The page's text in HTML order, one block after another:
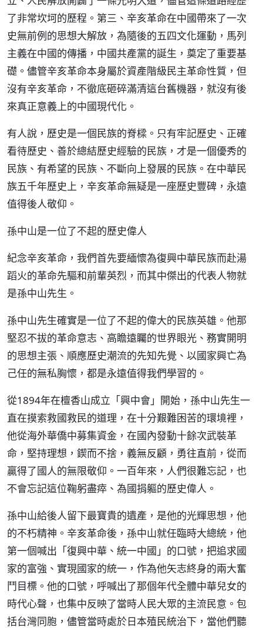
了非常坎坷的歷程。第三、辛亥革命在中國帶來了一次
史無前例的思想大解放，為隨後的五四文化運動，馬列
主義在中國的傳播，中國共產黨的誕生，奠定了重要基
礎。儘管辛亥革命本身屬於資產階級民主革命性質，但
沒有辛亥革命，不徹底砸碎滿清這台舊機器，就沒有後
來真正意義上的中國現代化。
有人說，歷史是一個民族的脊樑。只有牢記歷史、正確
看待歷史、善於總結歷史經驗的民族，才是一個優秀的
民族、有希望的民族、不斷向上發展的民族。在中華民
族五千年歷史上，辛亥革命無疑是一座歷史豐碑，永遠
值得後人敬仰。
孫中山是一位了不起的歷史偉人
紀念辛亥革命，我們首先要緬懷為復興中華民族而赴湯
蹈火的革命先驅和前輩英烈，而其中傑出的代表人物就
是孫中山先生。
孫中山先生確實是一位了不起的偉大的民族英雄。他那
堅忍不拔的革命意志、高瞻遠矚的世界眼光、務實開明
的思想主張、順應歷史潮流的先知先覺、以國家興亡為
己任的無私胸懷，都是永遠值得我們學習的。
從1894年在檀香山成立「興中會」開始，孫中山先生一
直在摸索救國救民的道理，在十分艱難困苦的環境裡，
他從海外華僑中募集資金，在國內發動十餘次武裝革
命，堅持理想，鍥而不捨，義無反顧，勇往直前，從而
贏得了國人的無限敬仰。一百年來，人們很難忘記，也
不會忘記這位鞠躬盡瘁、為國捐軀的歷史偉人。
孫中山給後人留下最寶貴的遺產，是他的光輝思想，他
的不朽精神。辛亥革命後，孫中山就任臨時大總統，他
第一個喊出「復興中華、統一中國」的口號，把追求國
家的富強、實現國家的統一，作為他矢志終身的兩大奮
鬥目標。他的口號，呼喊出了那個年代全體中華兒女的
時代心聲，也集中反映了當時人民大眾的主流民意。包
括台灣同胞，儘管當時處於日本殖民統治下，當他們聽